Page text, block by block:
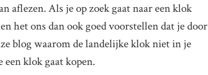
aflezen. Als je op zoek gaat naar een klok
het ons dan ook goed voorstellen dat je door
blog waarom de landelijke klok niet in je
klok gaat kopen.